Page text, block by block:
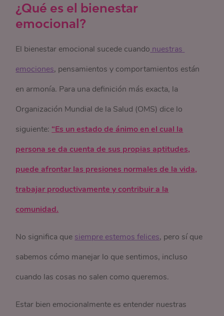
¿Qué es el bienestar
emocional?
El bienestar emocional sucede cuando nuestras
emociones, pensamientos y comportamientos están
en armonía. Para una definición más exacta, la
Organización Mundial de la Salud (OMS) dice lo
siguiente: “Es un estado de ánimo en el cual la
persona se da cuenta de sus propias aptitudes,
puede afrontar las presiones normales de la vida,
trabajar productivamente y contribuir a la
comunidad.
No significa que siempre estemos felices, pero sí que
sabemos cómo manejar lo que sentimos, incluso
cuando las cosas no salen como queremos.
Estar bien emocionalmente es entender nuestras